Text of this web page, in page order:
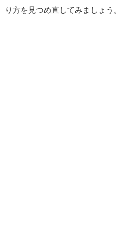
り方を見つめ直してみましょう。